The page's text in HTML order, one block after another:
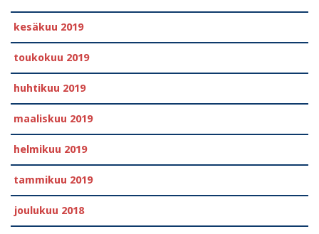
kesäkuu 2019
toukokuu 2019
huhtikuu 2019
maaliskuu 2019
helmikuu 2019
tammikuu 2019
joulukuu 2018